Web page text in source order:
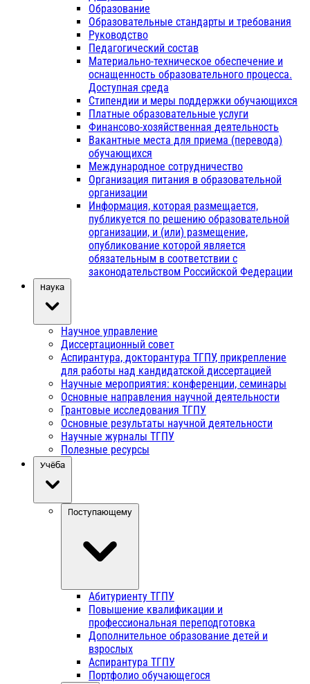
Образование
Образовательные стандарты и требования
Руководство
Педагогический состав
Материально-техническое обеспечение и
оснащенность образовательного процесса.
Доступная среда
Стипендии и меры поддержки обучающихся
Платные образовательные услуги
Финансово-хозяйственная деятельность
Вакантные места для приема (перевода)
обучающихся
Международное сотрудничество
Организация питания в образовательной
организации
Информация, которая размещается,
публикуется по решению образовательной
организации, и (или) размещение,
опубликование которой является
обязательным в соответствии с
законодательством Российской Федерации
Наука
Научное управление
Диссертационный совет
Аспирантура, докторантура ТГПУ, прикрепление
для работы над кандидатской диссертацией
Научные мероприятия: конференции, семинары
Основные направления научной деятельности
Грантовые исследования ТГПУ
Основные результаты научной деятельности
Научные журналы ТГПУ
Полезные ресурсы
Учёба
Поступающему
Абитуриенту ТГПУ
Повышение квалификации и
профессиональная переподготовка
Дополнительное образование детей и
взрослых
Аспирантура ТГПУ
Портфолио обучающегося